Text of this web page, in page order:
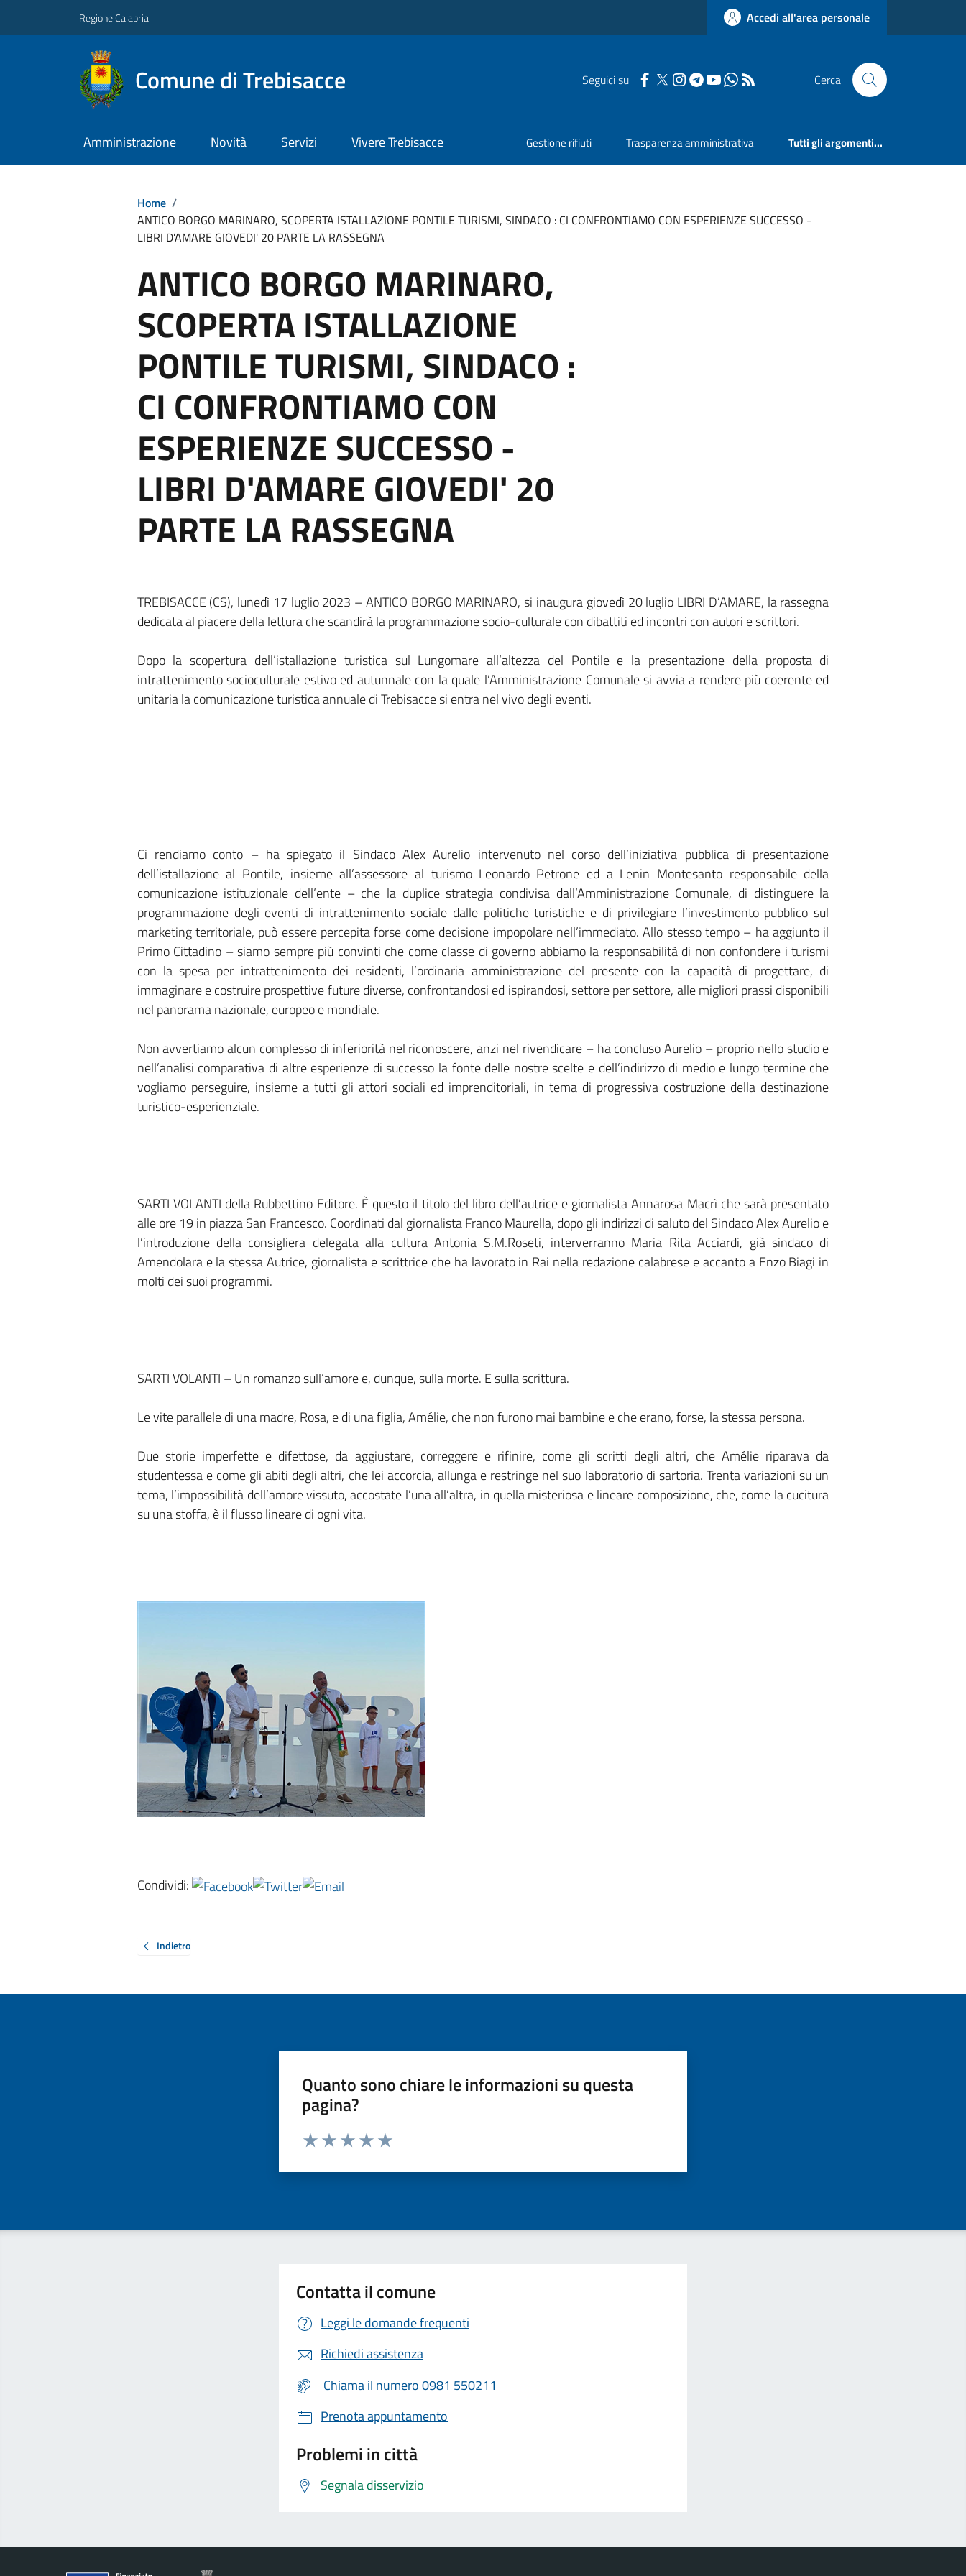
Regione Calabria Accedi all'area personale
Comune di Trebisacce Seguici su Cerca
Amministrazione Novità Servizi Vivere Trebisacce Gestione rifiuti Trasparenza amministrativa Tutti gli argomenti...
Home /
ANTICO BORGO MARINARO, SCOPERTA ISTALLAZIONE PONTILE TURISMI, SINDACO : CI CONFRONTIAMO CON ESPERIENZE SUCCESSO -
LIBRI D'AMARE GIOVEDI' 20 PARTE LA RASSEGNA
ANTICO BORGO MARINARO,
SCOPERTA ISTALLAZIONE
PONTILE TURISMI, SINDACO :
CI CONFRONTIAMO CON
ESPERIENZE SUCCESSO -
LIBRI D'AMARE GIOVEDI' 20
PARTE LA RASSEGNA
TREBISACCE (CS), lunedì 17 luglio 2023 – ANTICO BORGO MARINARO, si inaugura giovedì 20 luglio LIBRI D’AMARE, la rassegna
dedicata al piacere della lettura che scandirà la programmazione socio-culturale con dibattiti ed incontri con autori e scrittori.
Dopo la scopertura dell’istallazione turistica sul Lungomare all’altezza del Pontile e la presentazione della proposta di
intrattenimento socioculturale estivo ed autunnale con la quale l’Amministrazione Comunale si avvia a rendere più coerente ed
unitaria la comunicazione turistica annuale di Trebisacce si entra nel vivo degli eventi.
Ci rendiamo conto – ha spiegato il Sindaco Alex Aurelio intervenuto nel corso dell’iniziativa pubblica di presentazione
dell’istallazione al Pontile, insieme all’assessore al turismo Leonardo Petrone ed a Lenin Montesanto responsabile della
comunicazione istituzionale dell’ente – che la duplice strategia condivisa dall’Amministrazione Comunale, di distinguere la
programmazione degli eventi di intrattenimento sociale dalle politiche turistiche e di privilegiare l’investimento pubblico sul
marketing territoriale, può essere percepita forse come decisione impopolare nell’immediato. Allo stesso tempo – ha aggiunto il
Primo Cittadino – siamo sempre più convinti che come classe di governo abbiamo la responsabilità di non confondere i turismi
con la spesa per intrattenimento dei residenti, l’ordinaria amministrazione del presente con la capacità di progettare, di
immaginare e costruire prospettive future diverse, confrontandosi ed ispirandosi, settore per settore, alle migliori prassi disponibili
nel panorama nazionale, europeo e mondiale.
Non avvertiamo alcun complesso di inferiorità nel riconoscere, anzi nel rivendicare – ha concluso Aurelio – proprio nello studio e
nell’analisi comparativa di altre esperienze di successo la fonte delle nostre scelte e dell’indirizzo di medio e lungo termine che
vogliamo perseguire, insieme a tutti gli attori sociali ed imprenditoriali, in tema di progressiva costruzione della destinazione
turistico-esperienziale.
SARTI VOLANTI della Rubbettino Editore. È questo il titolo del libro dell’autrice e giornalista Annarosa Macrì che sarà presentato
alle ore 19 in piazza San Francesco. Coordinati dal giornalista Franco Maurella, dopo gli indirizzi di saluto del Sindaco Alex Aurelio e
l’introduzione della consigliera delegata alla cultura Antonia S.M.Roseti, interverranno Maria Rita Acciardi, già sindaco di
Amendolara e la stessa Autrice, giornalista e scrittrice che ha lavorato in Rai nella redazione calabrese e accanto a Enzo Biagi in
molti dei suoi programmi.
SARTI VOLANTI – Un romanzo sull’amore e, dunque, sulla morte. E sulla scrittura.
Le vite parallele di una madre, Rosa, e di una figlia, Amélie, che non furono mai bambine e che erano, forse, la stessa persona.
Due storie imperfette e difettose, da aggiustare, correggere e rifinire, come gli scritti degli altri, che Amélie riparava da
studentessa e come gli abiti degli altri, che lei accorcia, allunga e restringe nel suo laboratorio di sartoria. Trenta variazioni su un
tema, l’impossibilità dell’amore vissuto, accostate l’una all’altra, in quella misteriosa e lineare composizione, che, come la cucitura
su una stoffa, è il flusso lineare di ogni vita.
Condividi:
Indietro
Quanto sono chiare le informazioni su questa
pagina?
Valuta da 1 a 5 stelle la pagina
Contatta il comune
Leggi le domande frequenti
Richiedi assistenza
Chiama il numero 0981 550211
Prenota appuntamento
Problemi in città
Segnala disservizio